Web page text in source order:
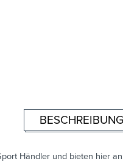
BESCHREIBUNG
Händler und bieten hier